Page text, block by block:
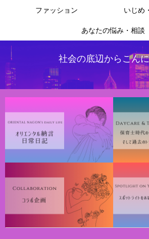
社会の底辺からこん
ファッション いじめ
あなたの悩み・相談